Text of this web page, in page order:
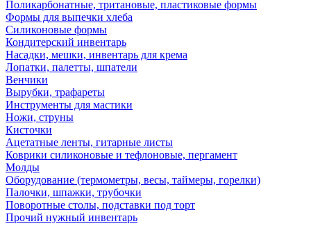
Поликарбонатные, тритановые, пластиковые формы
Формы для выпечки хлеба
Силиконовые формы
Кондитерский инвентарь
Насадки, мешки, инвентарь для крема
Лопатки, палетты, шпатели
Венчики
Вырубки, трафареты
Инструменты для мастики
Ножи, струны
Кисточки
Ацетатные ленты, гитарные листы
Коврики силиконовые и тефлоновые, пергамент
Молды
Оборудование (термометры, весы, таймеры, горелки)
Палочки, шпажки, трубочки
Поворотные столы, подставки под торт
Прочий нужный инвентарь